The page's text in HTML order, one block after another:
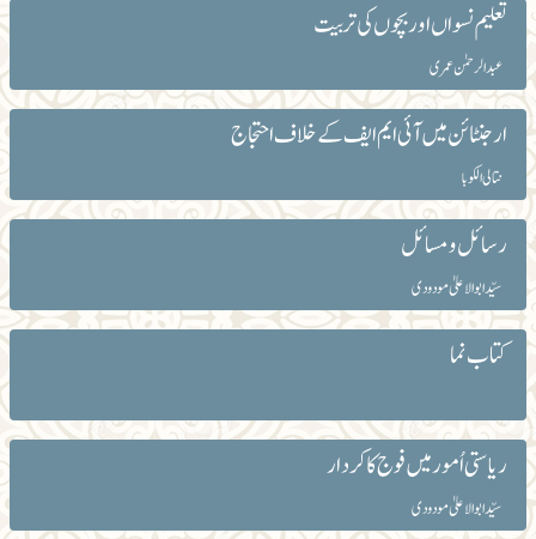
تعلیم نسواں اور بچوں کی تربیت
عبدالرحمٰن عمری
ارجنٹائن میں آئی ایم ایف کے خلاف احتجاج
نتالی الکوبا
رسائل و مسائل
سیّد ابوالاعلیٰ مودودی
کتاب نما
ریاستی اُمور میں فوج کا کردار
سیّد ابوالاعلیٰ مودودی